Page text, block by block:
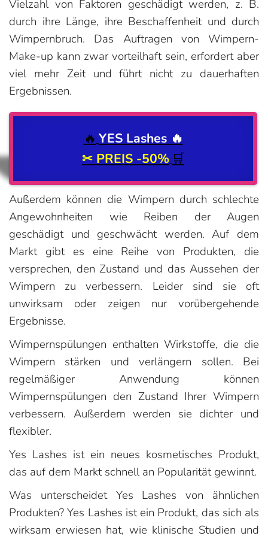
Vielzahl von Faktoren geschädigt werden, z. B.
durch ihre Länge, ihre Beschaffenheit und durch
Wimpernbruch. Das Auftragen von Wimpern-
Make-up kann zwar vorteilhaft sein, erfordert aber
viel mehr Zeit und führt nicht zu dauerhaften
Ergebnissen.
🔥YES Lashes 🔥
✂ PREIS -50% 🛒
Außerdem können die Wimpern durch schlechte
Angewohnheiten wie Reiben der Augen
geschädigt und geschwächt werden. Auf dem
Markt gibt es eine Reihe von Produkten, die
versprechen, den Zustand und das Aussehen der
Wimpern zu verbessern. Leider sind sie oft
unwirksam oder zeigen nur vorübergehende
Ergebnisse.
Wimpernspülungen enthalten Wirkstoffe, die die
Wimpern stärken und verlängern sollen. Bei
regelmäßiger Anwendung können
Wimpernspülungen den Zustand Ihrer Wimpern
verbessern. Außerdem werden sie dichter und
flexibler.
Yes Lashes ist ein neues kosmetisches Produkt,
das auf dem Markt schnell an Popularität gewinnt.
Was unterscheidet Yes Lashes von ähnlichen
Produkten? Yes Lashes ist ein Produkt, das sich als
wirksam erwiesen hat, wie klinische Studien und